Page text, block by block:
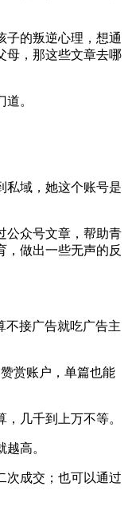
子的叛逆心理，想通
母，那这些文章去哪
。
私域，她这个账号是
公众号文章，帮助青
，做出一些无声的反
不接广告就吃广告主
赏账户，单篇也能
几千到上万不等。
高。
次成交；也可以通过